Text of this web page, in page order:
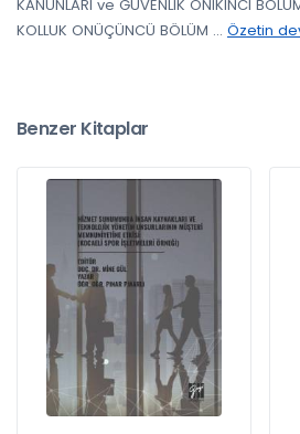
KANUNLARI ve GÜVENLİK ONİKİNCİ
KOLLUK ONÜÇÜNCÜ BÖLÜM ... Özetin
Benzer Kitaplar